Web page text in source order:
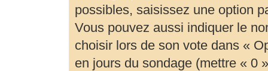
possibles, saisissez une option
Vous pouvez aussi indiquer le
choisir lors de son vote dans «
en jours du sondage (mettre « 0